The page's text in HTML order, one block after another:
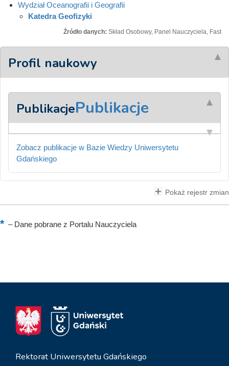
Wydział Oceanografii i Geografii
Katedra Geofizyki
Źródło danych: Skład Osobowy, Panel Nauczyciela, Fast
Profil naukowy
PublikacjePublikacje
Zobacz publikacje w Bazie Wiedzy Uniwersytetu
Gdańskiego
Pokaż rejestr zmian
–Dane pobrane z Portalu Nauczyciela
Rektorat Uniwersytetu Gdańskiego